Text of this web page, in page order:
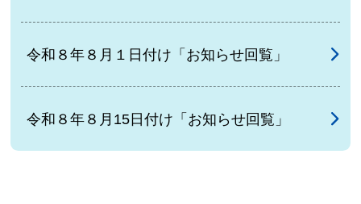
令和８年８月１日付け「お知らせ回覧」
令和８年８月15日付け「お知らせ回覧」